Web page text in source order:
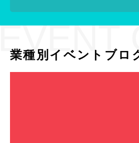
業種別イベントブロ